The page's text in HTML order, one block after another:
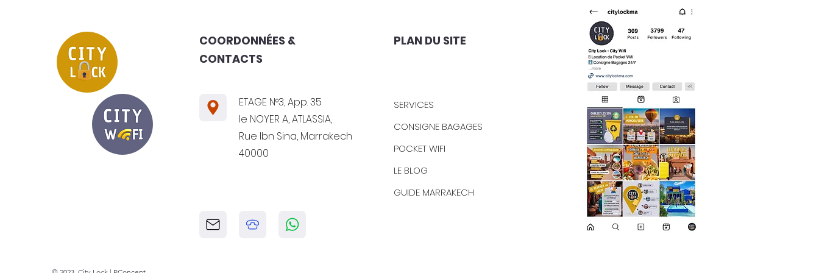
COORDONNÉES &
CONTACTS
PLAN DU SITE
ETAGE N°3, App. 35
le NOYER A, ATLASSIA,
Rue Ibn Sina, Marrakech
40000
SERVICES
CONSIGNE BAGAGES
POCKET WIFI
LE BLOG
GUIDE MARRAKECH